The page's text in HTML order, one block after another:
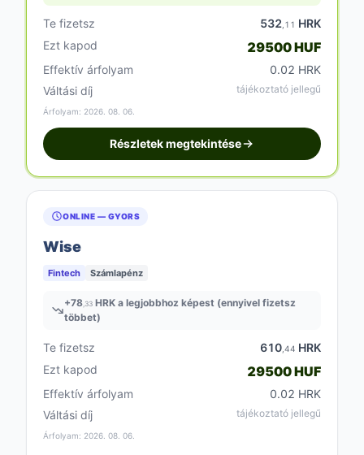
Te fizetsz 532 ,11 HRK
Ezt kapod
29500 HUF
Effektív árfolyam
0.02 HRK
Váltási díj
tájékoztató jellegű
Árfolyam: 2026. 08. 06.
Részletek megtekintése
ONLINE — GYORS
Wise
Fintech Számlapénz
+78 ,33 HRK a legjobbhoz képest (ennyivel fizetsz
többet)
Te fizetsz 610 ,44 HRK
Ezt kapod
29500 HUF
Effektív árfolyam
0.02 HRK
Váltási díj
tájékoztató jellegű
Árfolyam: 2026. 08. 06.